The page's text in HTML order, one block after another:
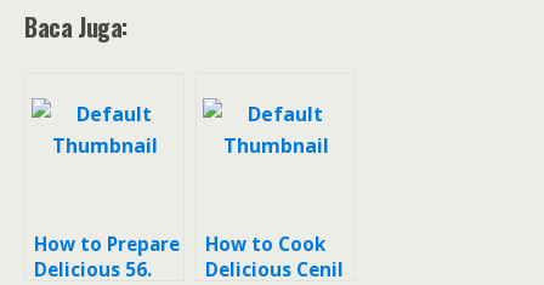
Baca Juga:
How to Prepare
Delicious 56.
How to Cook
Delicious Cenil